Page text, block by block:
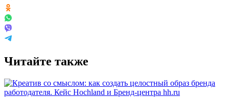
Читайте также